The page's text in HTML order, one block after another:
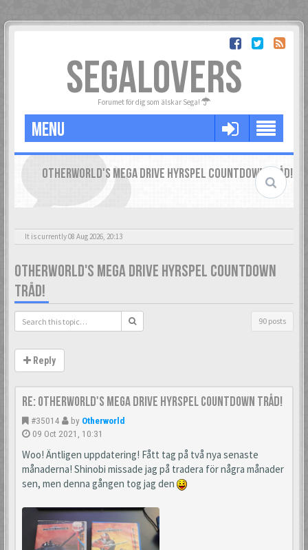
SEGALOVERS
Forumet för dig som älskar Sega!
MENU
OTHERWORLD'S MEGA DRIVE HYRSPEL COUNTDOWN TRÅD!
It is currently 08 Aug 2026, 20:13
OTHERWORLD'S MEGA DRIVE HYRSPEL COUNTDOWN
TRÅD!
90 posts
Reply
Re: Otherworld's Mega Drive Hyrspel Countdown Tråd!
#35014 by Otherworld
09 Oct 2021, 10:31
Woo! Äntligen uppdatering! Fått tag på två nya senaste
månaderna! Shinobi missade jag på tradera för några månader
sen, men denna gången tog jag den